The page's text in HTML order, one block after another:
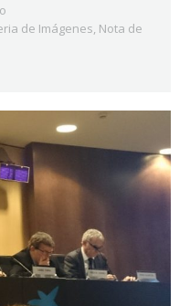
de Imágenes, Nota de